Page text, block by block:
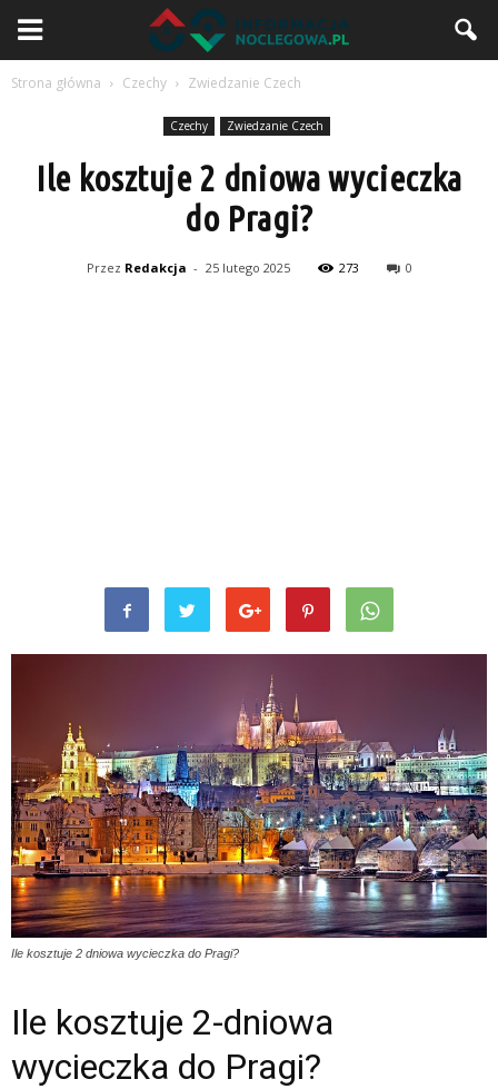
Strona główna Czechy Zwiedzanie Czech
Czechy Zwiedzanie Czech
Ile kosztuje 2 dniowa wycieczka
do Pragi?
Przez Redakcja - 25 lutego 2025 273 0
Ile kosztuje 2 dniowa wycieczka do Pragi?
Ile kosztuje 2-dniowa
wycieczka do Pragi?